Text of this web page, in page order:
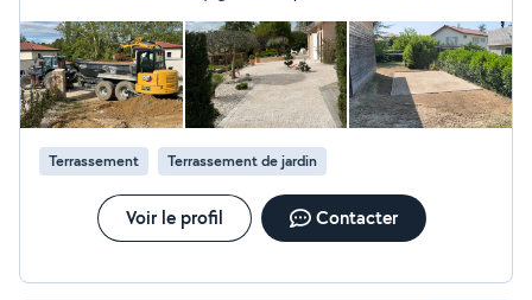
Terrassement Terrassement de jardin
Voir le profil Contacter